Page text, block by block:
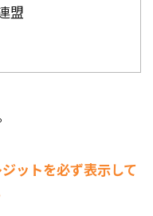
盟
ットを必ず表示して